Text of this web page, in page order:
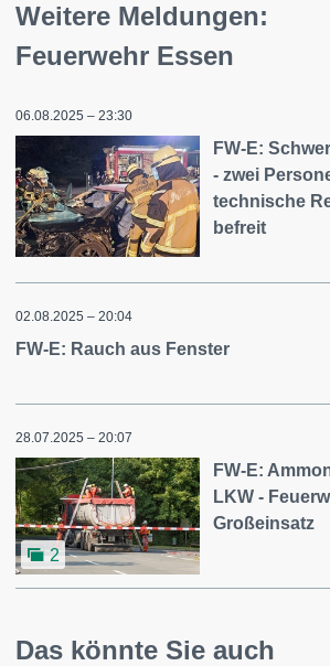
Weitere Meldungen:
Feuerwehr Essen
06.08.2025 – 23:30
FW-E:
- zwei
technische
befreit
02.08.2025 – 20:04
FW-E: Rauch aus Fenster
28.07.2025 – 20:07
2
FW-E:
LKW -
Großeinsatz
Das könnte Sie auch